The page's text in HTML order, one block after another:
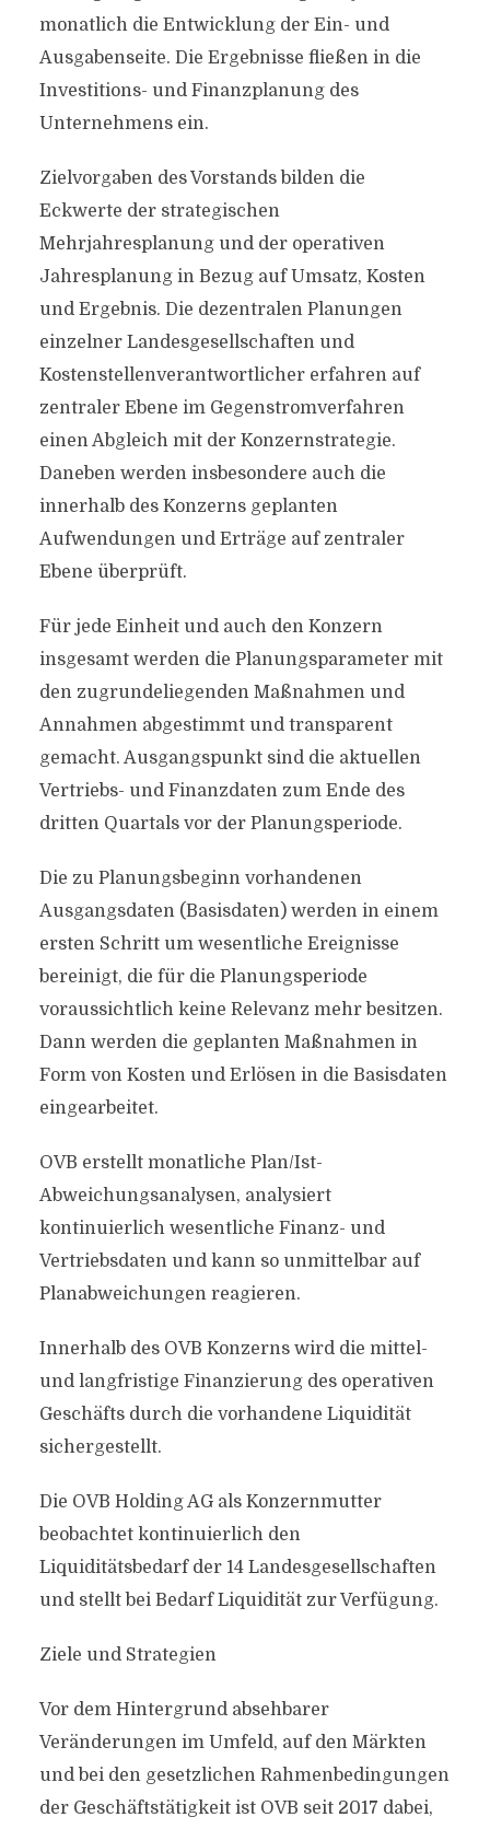
monatlich die Entwicklung der Ein- und
Ausgabenseite. Die Ergebnisse fließen in die
Investitions- und Finanzplanung des
Unternehmens ein.
Zielvorgaben des Vorstands bilden die
Eckwerte der strategischen
Mehrjahresplanung und der operativen
Jahresplanung in Bezug auf Umsatz, Kosten
und Ergebnis. Die dezentralen Planungen
einzelner Landesgesellschaften und
Kostenstellenverantwortlicher erfahren auf
zentraler Ebene im Gegenstromverfahren
einen Abgleich mit der Konzernstrategie.
Daneben werden insbesondere auch die
innerhalb des Konzerns geplanten
Aufwendungen und Erträge auf zentraler
Ebene überprüft.
Für jede Einheit und auch den Konzern
insgesamt werden die Planungsparameter mit
den zugrundeliegenden Maßnahmen und
Annahmen abgestimmt und transparent
gemacht. Ausgangspunkt sind die aktuellen
Vertriebs- und Finanzdaten zum Ende des
dritten Quartals vor der Planungsperiode.
Die zu Planungsbeginn vorhandenen
Ausgangsdaten (Basisdaten) werden in einem
ersten Schritt um wesentliche Ereignisse
bereinigt, die für die Planungsperiode
voraussichtlich keine Relevanz mehr besitzen.
Dann werden die geplanten Maßnahmen in
Form von Kosten und Erlösen in die Basisdaten
eingearbeitet.
OVB erstellt monatliche Plan/Ist-
Abweichungsanalysen, analysiert
kontinuierlich wesentliche Finanz- und
Vertriebsdaten und kann so unmittelbar auf
Planabweichungen reagieren.
Innerhalb des OVB Konzerns wird die mittel-
und langfristige Finanzierung des operativen
Geschäfts durch die vorhandene Liquidität
sichergestellt.
Die OVB Holding AG als Konzernmutter
beobachtet kontinuierlich den
Liquiditätsbedarf der 14 Landesgesellschaften
und stellt bei Bedarf Liquidität zur Verfügung.
Ziele und Strategien
Vor dem Hintergrund absehbarer
Veränderungen im Umfeld, auf den Märkten
und bei den gesetzlichen Rahmenbedingungen
der Geschäftstätigkeit ist OVB seit 2017 dabei,